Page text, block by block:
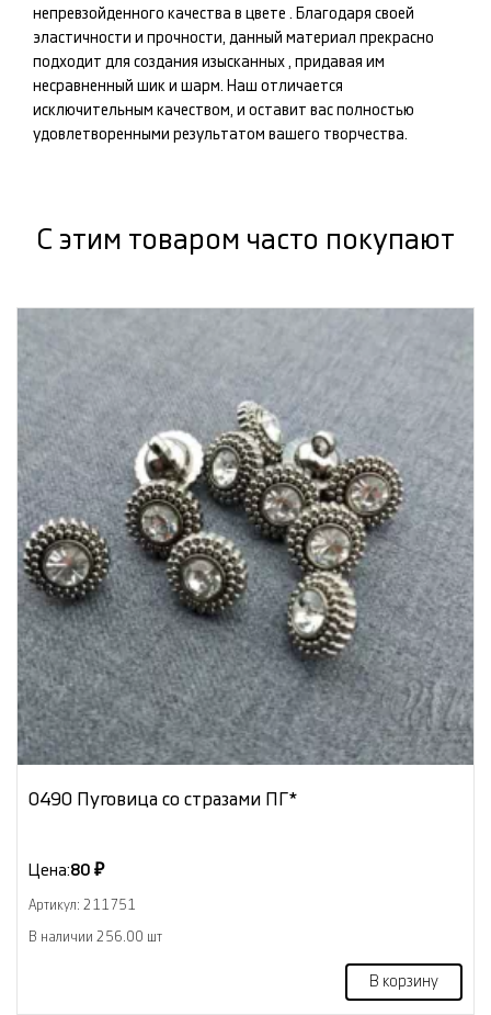
непревзойденного качества в цвете . Благодаря своей
эластичности и прочности, данный материал прекрасно
подходит для создания изысканных , придавая им
несравненный шик и шарм. Наш отличается
исключительным качеством, и оставит вас полностью
удовлетворенными результатом вашего творчества.
С этим товаром часто покупают
0490 Пуговица со стразами ПГ*
Цена:80 ₽
Артикул: 211751
В наличии 256.00 шт
В корзину